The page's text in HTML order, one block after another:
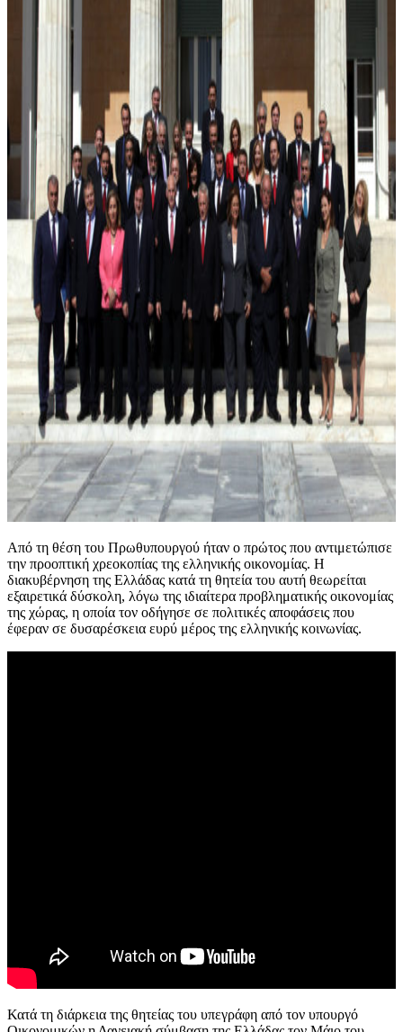
Από τη θέση του Πρωθυπουργού ήταν ο πρώτος που αντιμετώπισε
την προοπτική χρεοκοπίας της ελληνικής οικονομίας. Η
διακυβέρνηση της Ελλάδας κατά τη θητεία του αυτή θεωρείται
εξαιρετικά δύσκολη, λόγω της ιδιαίτερα προβληματικής οικονομίας
της χώρας, η οποία τον οδήγησε σε πολιτικές αποφάσεις που
έφεραν σε δυσαρέσκεια ευρύ μέρος της ελληνικής κοινωνίας.
Κατά τη διάρκεια της θητείας του υπεγράφη από τον υπουργό